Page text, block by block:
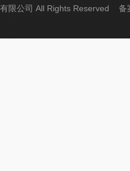
限公司 All Rights Reserved 备